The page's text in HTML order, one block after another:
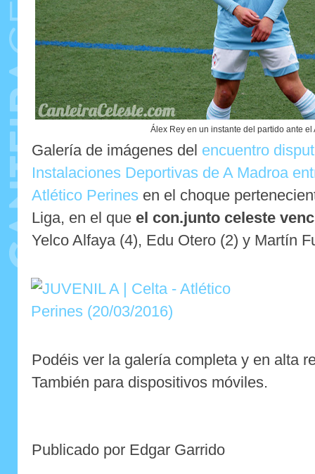
Álex Rey en un instante del partido ante el
Galería de imágenes del encuentro
Instalaciones Deportivas de A Madroa
Atlético Perines en el choque
Liga, en el que el con.junto celeste
Yelco Alfaya (4), Edu Otero (2) y Martín
Podéis ver la galería completa y en alta
También para dispositivos móviles.
Publicado por Edgar Garrido